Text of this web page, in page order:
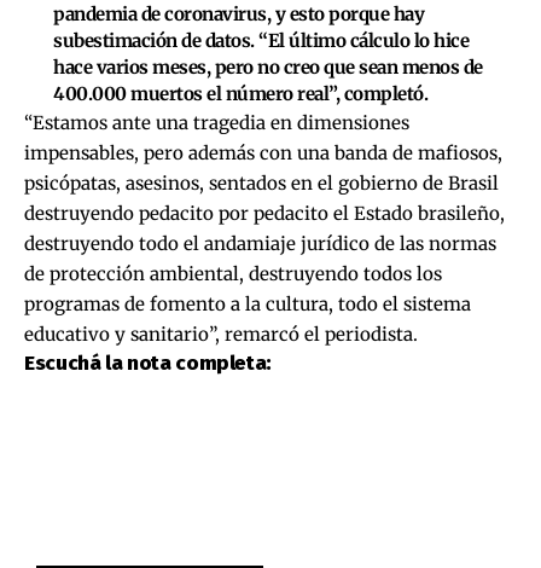
pandemia de coronavirus, y esto porque hay
subestimación de datos. “El último cálculo lo hice
hace varios meses, pero no creo que sean menos de
400.000 muertos el número real”, completó.
“Estamos ante una tragedia en dimensiones
impensables, pero además con una banda de mafiosos,
psicópatas, asesinos, sentados en el gobierno de Brasil
destruyendo pedacito por pedacito el Estado brasileño,
destruyendo todo el andamiaje jurídico de las normas
de protección ambiental, destruyendo todos los
programas de fomento a la cultura, todo el sistema
educativo y sanitario”, remarcó el periodista.
Escuchá la nota completa: